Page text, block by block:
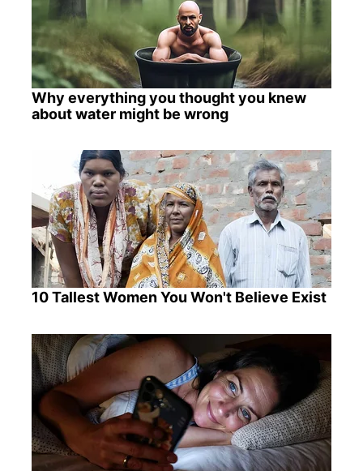
Why everything you thought you knew
about water might be wrong
10 Tallest Women You Won't Believe Exist